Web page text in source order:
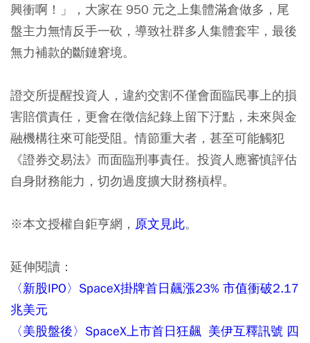
興衝啊！」，大家在 950 元之上集體滿倉做多，尾
盤主力無情反手一砍，導致社群多人集體套牢，最後
無力補款的斷鏈窘境。
證交所提醒投資人，違約交割不僅會面臨民事上的損
害賠償責任，更會在徵信紀錄上留下汙點，未來與金
融機構往來可能受阻。情節重大者，甚至可能觸犯
《證券交易法》而面臨刑事責任。投資人應審慎評估
自身財務能力，切勿過度擴大財務槓桿。
※本文授權自鉅亨網， 原文見此。
延伸閱讀：
〈新股IPO〉SpaceX掛牌首日飆漲23% 市值衝破2.17
兆美元
〈美股盤後〉SpaceX上市首日狂飆 美伊互釋訊號 四